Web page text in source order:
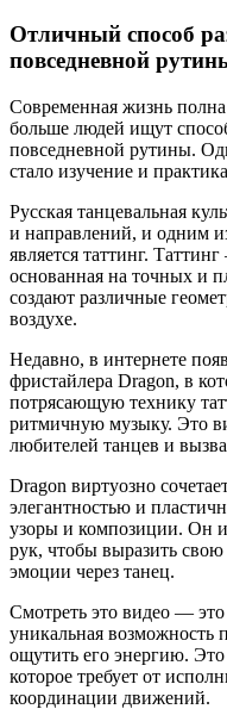
Отличный способ
повседневной
Современная жизнь полна
больше людей ищут
повседневной рутины.
стало изучение и
Русская танцевальная
и направлений, и одним
является таттинг.
основанная на точных и
создают различные
воздухе.
Недавно, в интернете
фристайлера Dragon, в
потрясающую технику
ритмичную музыку. Это
любителей танцев и
Dragon виртуозно
элегантностью и
узоры и композиции. Он
рук, чтобы выразить свою
эмоции через танец.
Смотреть это видео —
уникальная возможность
ощутить его энергию.
которое требует от
координации движений.